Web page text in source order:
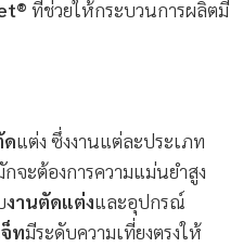
ที่ช่วยให้กระบวนการผลิตมี
ดแต่ง ซึ่งงานแต่ละประเภท
กจะต้องการความแม่นยำสูง
งานตัดแต่งและอุปกรณ์
ทมีระดับความเที่ยงตรงให้